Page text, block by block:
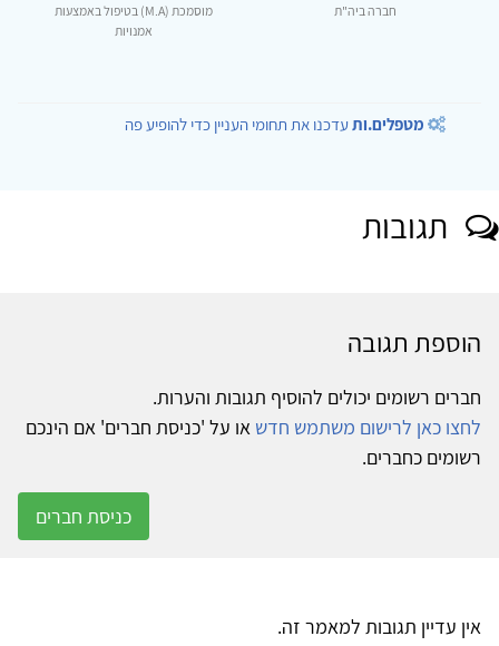
חברה ביה"ת
מוסמכת (M.A) בטיפול באמצעות
אמנויות
מטפלים.ותעדכנו את תחומי העניין כדי להופיע פה
תגובות
הוספת תגובה
חברים רשומים יכולים להוסיף תגובות והערות.
לחצו כאן לרישום משתמש חדש או על 'כניסת חברים' אם הינכם
רשומים כחברים.
כניסת חברים
אין עדיין תגובות למאמר זה.